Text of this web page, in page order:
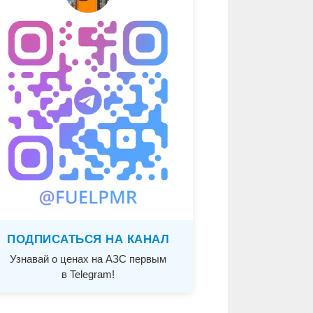
ПОДПИСАТЬСЯ НА КАНАЛ
Узнавай о ценах на АЗС первым
в Telegram!